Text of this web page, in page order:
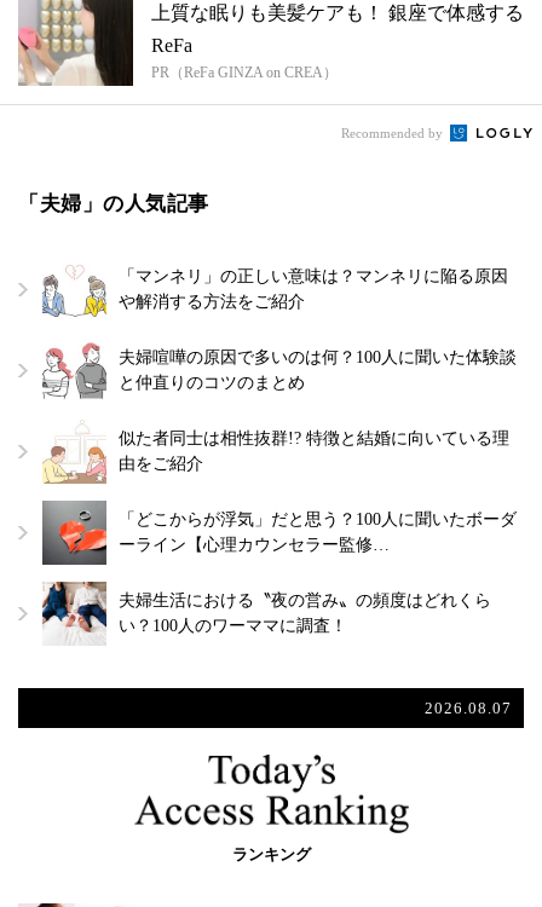
上質な眠りも美髪ケアも！ 銀座で体感する
ReFa
PR（ReFa GINZA on CREA）
Recommended by
「夫婦」の人気記事
「マンネリ」の正しい意味は？マンネリに陥る原因
や解消する方法をご紹介
夫婦喧嘩の原因で多いのは何？100人に聞いた体験談
と仲直りのコツのまとめ
似た者同士は相性抜群!? 特徴と結婚に向いている理
由をご紹介
「どこからが浮気」だと思う？100人に聞いたボーダ
ーライン【心理カウンセラー監修…
夫婦生活における〝夜の営み〟の頻度はどれくら
い？100人のワーママに調査！
2026.08.07
ランキング